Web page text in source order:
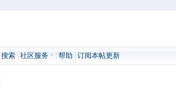
|搜索 |社区服务 |帮助 |订阅本帖更新